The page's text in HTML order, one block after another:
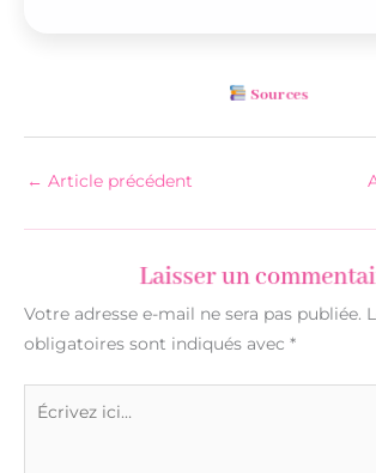
Sources
← Article précédent
Laisser un
Votre adresse e-mail ne sera pas publiée.
obligatoires sont indiqués avec *